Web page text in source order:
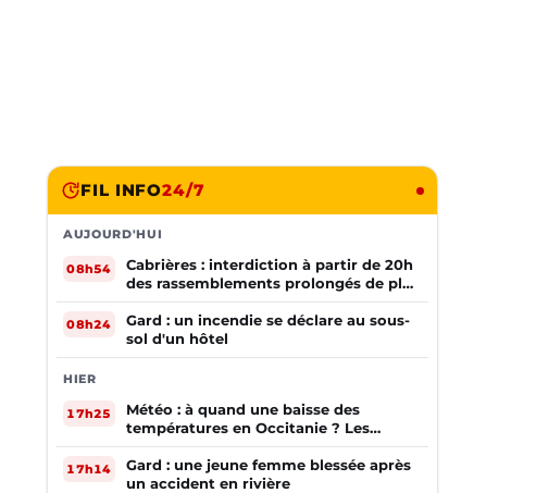
FIL INFO24/7
AUJOURD'HUI
08h54
Cabrières : interdiction à partir de 20h
des rassemblements prolongés de plus
de deux mineurs non accompagnés
d'un adulte
08h24
Gard : un incendie se déclare au sous-
sol d'un hôtel
HIER
17h25
Météo : à quand une baisse des
températures en Occitanie ? Les
prévisions
17h14
Gard : une jeune femme blessée après
un accident en rivière